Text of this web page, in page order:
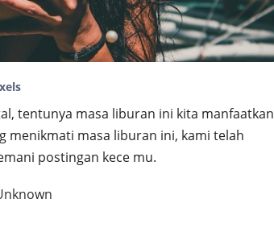
tentunya masa liburan ini kita manfaatkan
menikmati masa liburan ini, kami telah
postingan kece mu.